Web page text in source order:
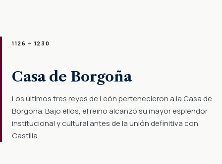
1126 – 1230
Casa de Borgoña
Los últimos tres reyes de León pertenecieron a la Casa de
Borgoña. Bajo ellos, el reino alcanzó su mayor esplendor
institucional y cultural antes de la unión definitiva con
Castilla.